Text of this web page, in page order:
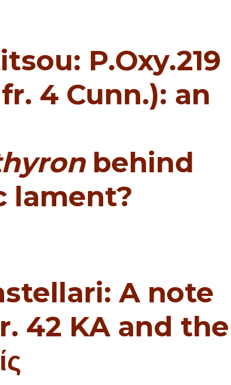
P.Oxy.219
4 Cunn.): an
behind
lament?
A note
42 KA and the